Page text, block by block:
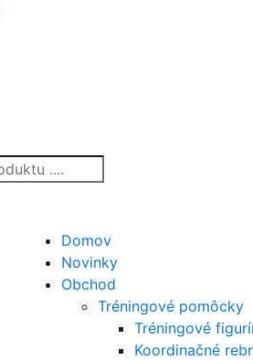
Domov
Novinky
Obchod
Tréningové pomôcky
Tréningové
Koordinačné